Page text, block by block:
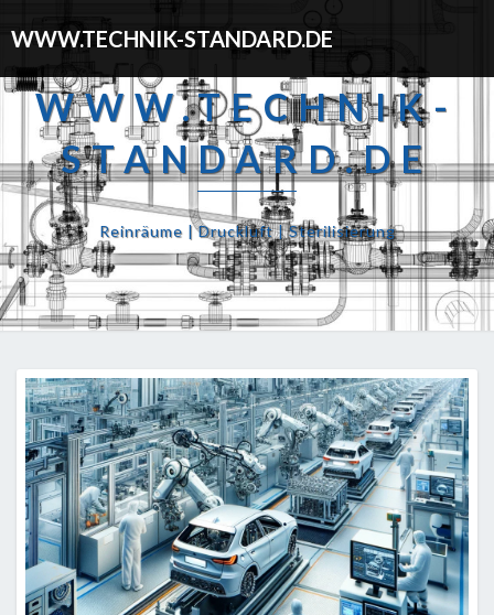
WWW.TECHNIK-STANDARD.DE
WWW.TECHNIK-
STANDARD.DE
Reinräume | Druckluft | Sterilisierung